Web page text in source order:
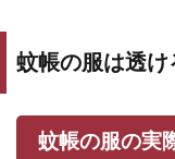
蚊帳の服は透け
蚊帳の服の実